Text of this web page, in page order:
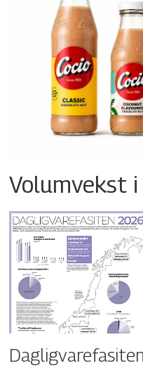
Volumvekst
Dagligvarefasiten